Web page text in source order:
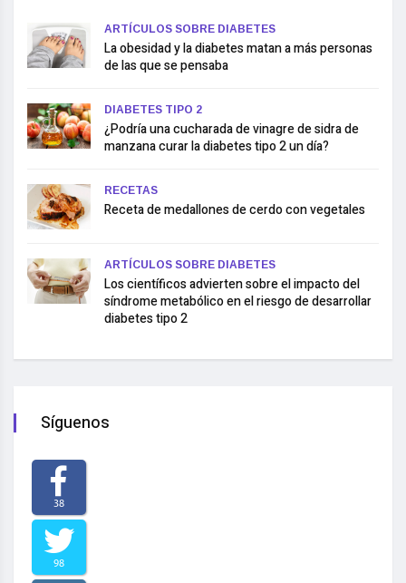
ARTÍCULOS SOBRE DIABETES
La obesidad y la diabetes matan a más personas
de las que se pensaba
DIABETES TIPO 2
¿Podría una cucharada de vinagre de sidra de
manzana curar la diabetes tipo 2 un día?
RECETAS
Receta de medallones de cerdo con vegetales
ARTÍCULOS SOBRE DIABETES
Los científicos advierten sobre el impacto del
síndrome metabólico en el riesgo de desarrollar
diabetes tipo 2
Síguenos
38
98